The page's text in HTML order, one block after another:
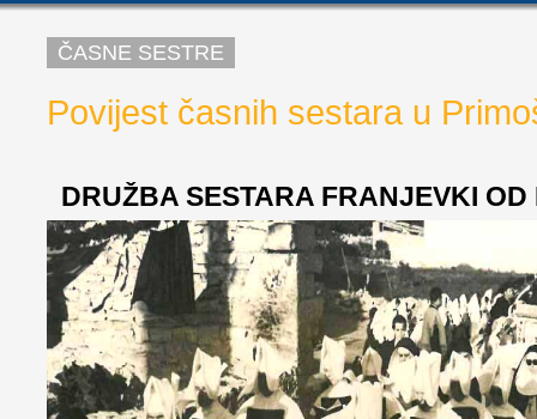
ČASNE SESTRE
Povijest časnih sestara u
DRUŽBA SESTARA FRANJEVKI OD